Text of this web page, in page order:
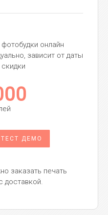
онлайн
зависит от даты
ДЕМО
заказать печать
доставкой.